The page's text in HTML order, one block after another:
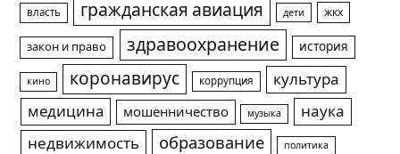
власть гражданская авиация дети жкх
закон и право здравоохранение история
кино коронавирус коррупция
культура
медицина
мошенничество музыка
наука
недвижимость
образование политика